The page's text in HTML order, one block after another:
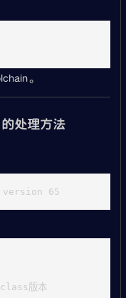
。
处理方法
class版本